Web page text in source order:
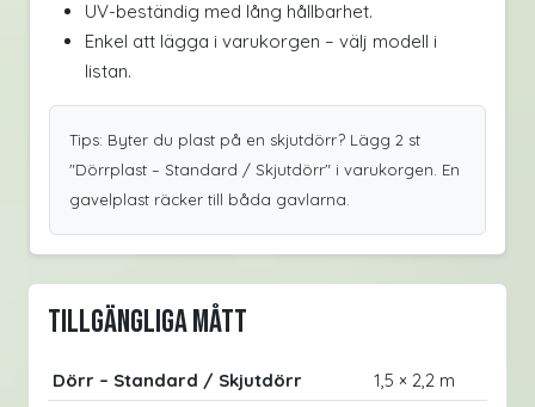
UV-beständig med lång hållbarhet.
Enkel att lägga i varukorgen – välj modell i
listan.
Tips: Byter du plast på en skjutdörr? Lägg 2 st
"Dörrplast – Standard / Skjutdörr" i varukorgen. En
gavelplast räcker till båda gavlarna.
Tillgängliga mått
Dörr – Standard / Skjutdörr
1,5 × 2,2 m